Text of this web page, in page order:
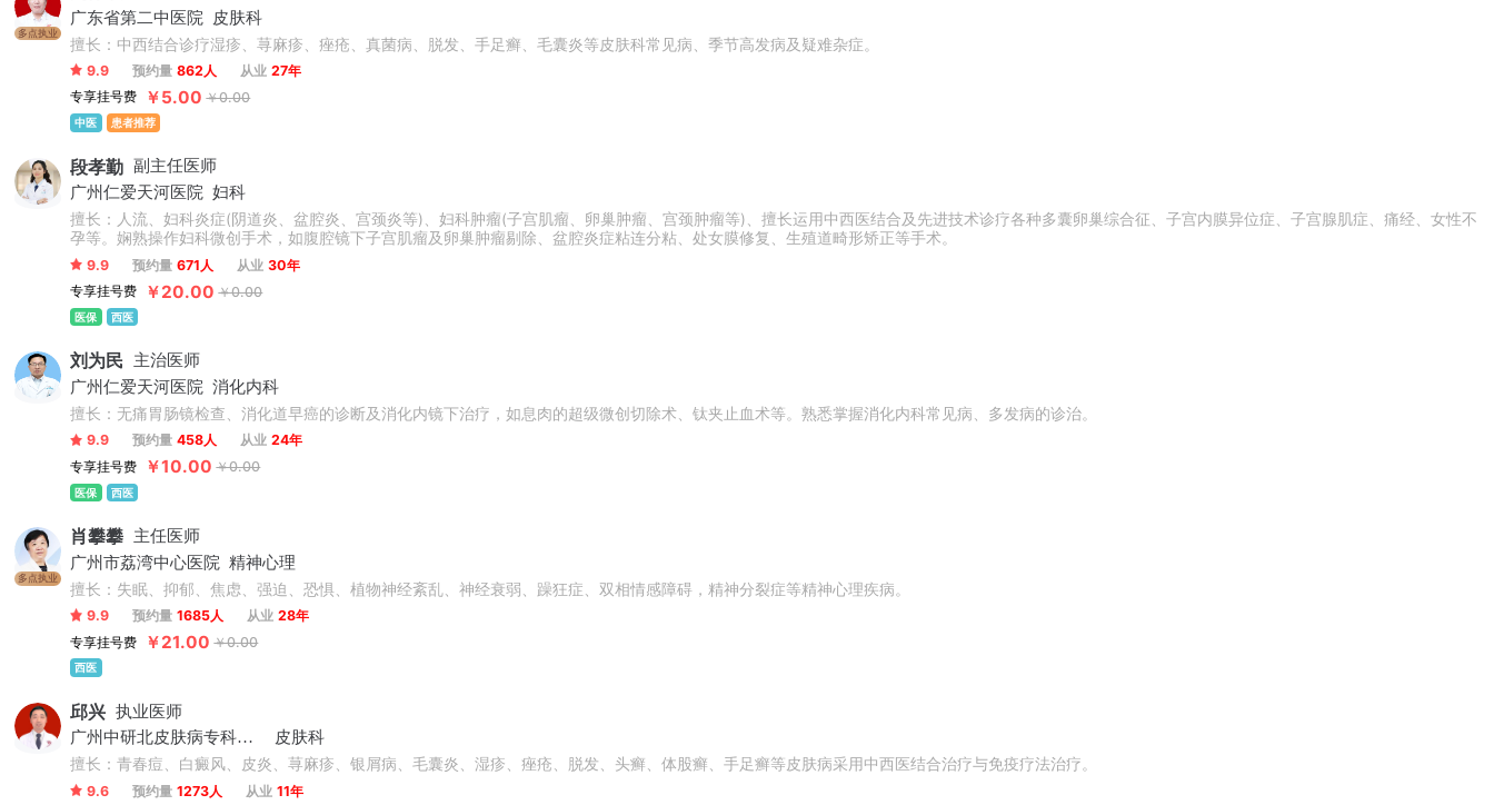
多点执业
广东省第二中医院
皮肤科
擅长：中西结合诊疗湿疹、荨麻疹、痤疮、真菌病、脱发、手足癣、毛囊炎等皮肤科常见病、季节高发病及疑难杂症。
9.9 预约量 862人 从业 27年
专享挂号费
￥5.00 ￥0.00
中医 患者推荐
段孝勤 副主任医师
广州仁爱天河医院 妇科
擅长：人流、妇科炎症(阴道炎、盆腔炎、宫颈炎等)、妇科肿瘤(子宫肌瘤、卵巢肿瘤、宫颈肿瘤等)、擅长运用中西医结合及先进技术诊疗各种多囊卵巢综合征、子宫内膜异位症、子宫腺肌症、痛经、女性不
孕等。娴熟操作妇科微创手术，如腹腔镜下子宫肌瘤及卵巢肿瘤剔除、盆腔炎症粘连分粘、处女膜修复、生殖道畸形矫正等手术。
9.9 预约量 671人 从业 30年
专享挂号费
￥20.00 ￥0.00
医保 西医
刘为民 主治医师
广州仁爱天河医院 消化内科
擅长：无痛胃肠镜检查、消化道早癌的诊断及消化内镜下治疗，如息肉的超级微创切除术、钛夹止血术等。熟悉掌握消化内科常见病、多发病的诊治。
9.9 预约量 458人 从业 24年
专享挂号费
￥10.00 ￥0.00
医保 西医
多点执业
肖攀攀 主任医师
广州市荔湾中心医院 精神心理
擅长：失眠、抑郁、焦虑、强迫、恐惧、植物神经紊乱、神经衰弱、躁狂症、双相情感障碍，精神分裂症等精神心理疾病。
9.9 预约量 1685人 从业 28年
专享挂号费
￥21.00 ￥0.00
西医
邱兴 执业医师
广州中研北皮肤病专科门诊
皮肤科
擅长：青春痘、白癜风、皮炎、荨麻疹、银屑病、毛囊炎、湿疹、痤疮、脱发、头癣、体股癣、手足癣等皮肤病采用中西医结合治疗与免疫疗法治疗。
9.6 预约量 1273人 从业 11年